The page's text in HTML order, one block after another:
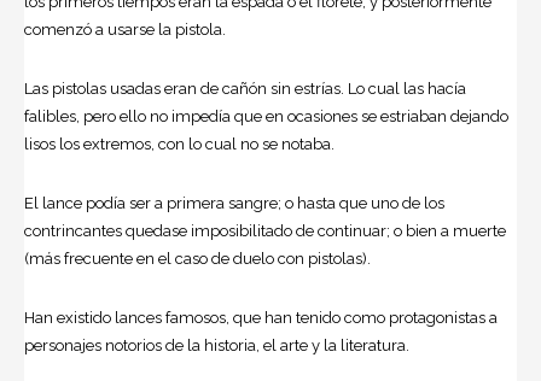
comenzó a usarse la pistola.
Las pistolas usadas eran de cañón sin estrías. Lo cual las hacía
falibles, pero ello no impedía que en ocasiones se estriaban dejando
lisos los extremos, con lo cual no se notaba.
El lance podía ser a primera sangre; o hasta que uno de los
contrincantes quedase imposibilitado de continuar; o bien a muerte
(más frecuente en el caso de duelo con pistolas).
Han existido lances famosos, que han tenido como protagonistas a
personajes notorios de la historia, el arte y la literatura.